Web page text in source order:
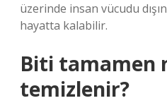
üzerinde insan vücudu
hayatta kalabilir.
Biti tamamen
temizlenir?